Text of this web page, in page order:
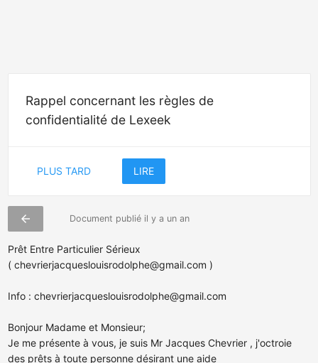
Rappel concernant les règles de
confidentialité de Lexeek
PLUS TARD LIRE
arrow_back Document publié il y a un an
Prêt Entre Particulier Sérieux
( chevrierjacqueslouisrodolphe@gmail.com )
Info : chevrierjacqueslouisrodolphe@gmail.com
Bonjour Madame et Monsieur;
Je me présente à vous, je suis Mr Jacques Chevrier , j'octroie
des prêts à toute personne désirant une aide